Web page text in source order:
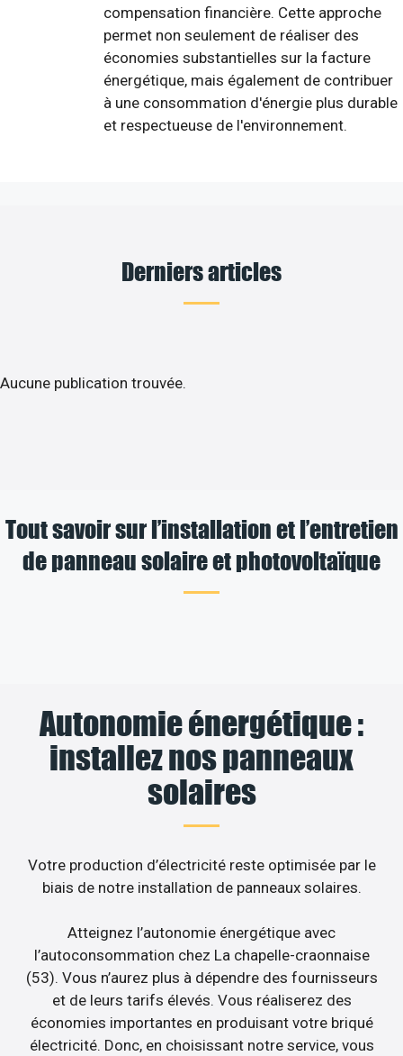
compensation financière. Cette approche
permet non seulement de réaliser des
économies substantielles sur la facture
énergétique, mais également de contribuer
à une consommation d'énergie plus durable
et respectueuse de l'environnement.
Derniers articles
Aucune publication trouvée.
Tout savoir sur l’installation et l’entretien
de panneau solaire et photovoltaïque
Autonomie énergétique :
installez nos panneaux
solaires
Votre production d’électricité reste optimisée par le
biais de notre installation de panneaux solaires.
Atteignez l’autonomie énergétique avec
l’autoconsommation chez La chapelle-craonnaise
(53). Vous n’aurez plus à dépendre des fournisseurs
et de leurs tarifs élevés. Vous réaliserez des
économies importantes en produisant votre briqué
électricité. Donc, en choisissant notre service, vous